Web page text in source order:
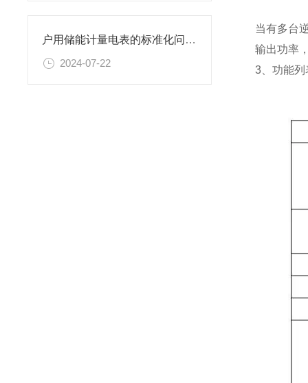
户用储能计量电表的标准化问题及其解决方案
2024-07-22
当有多台
输出功率
3、功能列